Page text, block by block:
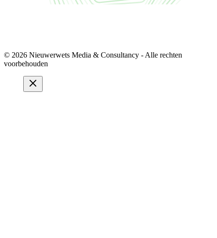
© 2026 Nieuwerwets Media & Consultancy - Alle rechten
voorbehouden